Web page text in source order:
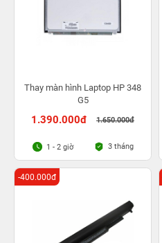
Thay màn hình Laptop HP 348
G5
1.390.000đ 1.650.000đ
1 - 2 giờ 3 tháng
-400.000đ